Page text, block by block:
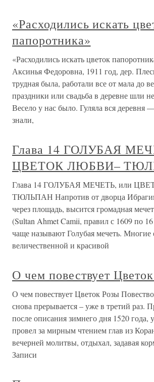
«Расходились искать
папоротника»
«Расходились искать цветок
Аксинья Федоровна, 1911 год, дер.
трудная была, работали все от мала до
праздники или свадьба в деревне шли
Весело у нас было. Гуляла вся деревня
знали,
Глава 14 ГОЛУБАЯ
ЦВЕТОК ЛЮБВИ–
Глава 14 ГОЛУБАЯ МЕЧЕТЬ, или
ТЮЛЬПАН Напротив от дворца
через площадь, высится громадная
(Sultan Ahmet Camii, правил с 1609 по
чаще называют Голубая мечеть. Многие
величественной и красивой
О чем повествует
О чем повествует Цветок Розы
снова прерывается – уже в третий раз.
после описания зимнего дня 1520 года,
провел за мирным чтением глав из
вечерней молитвы, отдыхал, задавая
Записи